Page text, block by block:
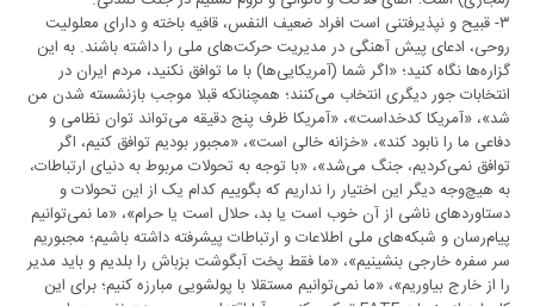
۳- قبیح و نپذیرفتنی است افراد ضعیف النفس، قافیه باخته و دارای معلولیت
روحی، ادعای پیش آهنگی در مدیریت حرکت‌های ملی را داشته باشند. به این
گزاره‌ها نگاه کنید؛ «اگر شما (آمریکایی‌ها) با ما توافق نکنید، مردم ایران در
انتخابات جور دیگری انتخاب می‌کنند؛ همچنانکه قبلا موجب بازنشسته شدن من
شد»، «آمریکا کدخداست»، «آمریکا ظرف پنج دقیقه می‌تواند توان نظامی و
دفاعی ما را نابود کند»، «خزانه خالی است»، «مجبور بودیم توافق کنیم، اگر
توافق نمی‌کردیم، جنگ می‌شد»، «با توجه به تحولات مربوط به دنیای ارتباطات،
به هیچ‌وجه دیگر این اختیار را نداریم که بگوییم کدام یک از این تحولات و
دستاوردهای ناشی از آن خوب است یا بد، حلال است یا حرام»، «ما نمی‌توانیم
پیام‌رسان و شبکه‌های ملی اطلاعات و ارتباطات پیشرفته داشته باشیم؛ مجبوریم
سر سفره خارجی بنشینیم»، «ما فقط پخت آبگوشت بزباش را بلدیم و باید مدیر
را از خارج بیاوریم»، «ما نمی‌توانیم مستقلا با پولشویی مبارزه کنیم؛ برای این